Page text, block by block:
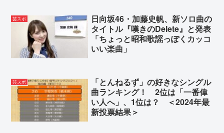
芸スポ
日向坂46・加藤史帆、新ソロ曲の
タイトル『嘆きのDelete』と発表
「ちょっと昭和歌謡っぽくカッコ
いい楽曲」
芸スポ
「とんねるず」の好きなシングル
曲ランキング！ 2位は「一番偉
い人へ」、1位は？ ＜2024年最
新投票結果＞